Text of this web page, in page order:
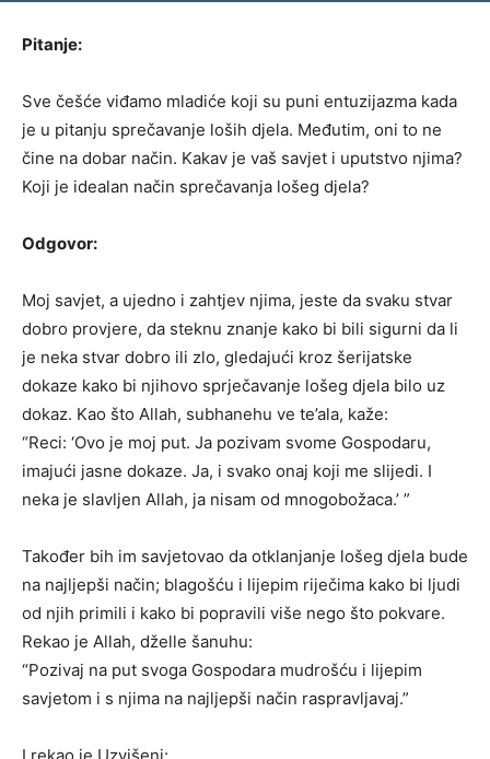
Pitanje:
Sve češće viđamo mladiće koji su puni entuzijazma kada
je u pitanju sprečavanje loših djela. Međutim, oni to ne
čine na dobar način. Kakav je vaš savjet i uputstvo njima?
Koji je idealan način sprečavanja lošeg djela?
Odgovor:
Moj savjet, a ujedno i zahtjev njima, jeste da svaku stvar
dobro provjere, da steknu znanje kako bi bili sigurni da li
je neka stvar dobro ili zlo, gledajući kroz šerijatske
dokaze kako bi njihovo sprječavanje lošeg djela bilo uz
dokaz. Kao što Allah, subhanehu ve te’ala, kaže:
“Reci: ‘Ovo je moj put. Ja pozivam svome Gospodaru,
imajući jasne dokaze. Ja, i svako onaj koji me slijedi. I
neka je slavljen Allah, ja nisam od mnogobožaca.’ ”
Također bih im savjetovao da otklanjanje lošeg djela bude
na najljepši način; blagošću i lijepim riječima kako bi ljudi
od njih primili i kako bi popravili više nego što pokvare.
Rekao je Allah, dželle šanuhu:
“Pozivaj na put svoga Gospodara mudrošću i lijepim
savjetom i s njima na najljepši način raspravljavaj.”